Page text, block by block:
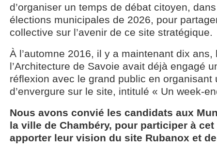
d’organiser un temps de débat citoyen,
élections municipales de 2026, pour
collective sur l’avenir de ce site stratégique.
À l’automne 2016, il y a maintenant dix ans,
l’Architecture de Savoie avait déjà engagé
réflexion avec le grand public en organisant
d’envergure sur le site, intitulé « Un week-
Nous avons convié les candidats aux
la ville de Chambéry, pour participer à
apporter leur vision du site Rubanox et